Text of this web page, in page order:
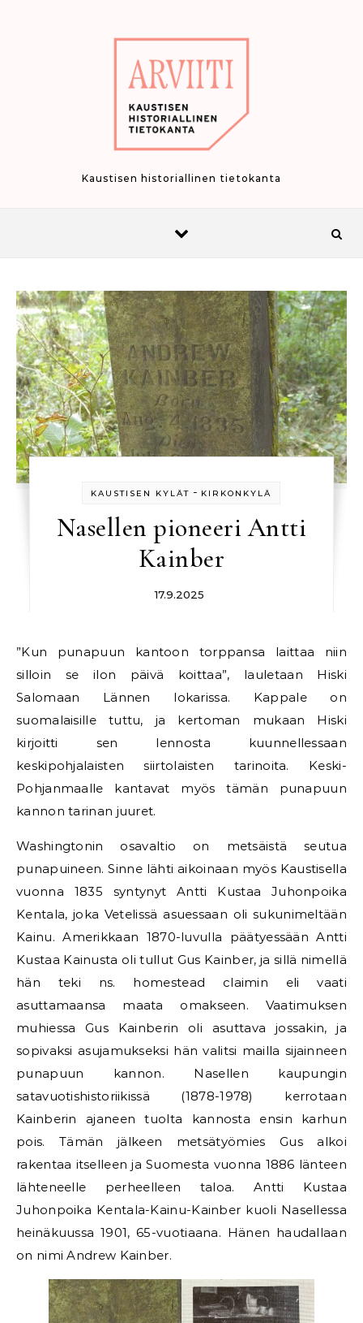
Kaustisen historiallinen tietokanta
KAUSTISEN KYLÄT - KIRKONKYLÄ
Nasellen pioneeri Antti
Kainber
17.9.2025
”Kun punapuun kantoon torppansa laittaa niin
silloin se ilon päivä koittaa”, lauletaan Hiski
Salomaan Lännen lokarissa. Kappale on
suomalaisille tuttu, ja kertoman mukaan Hiski
kirjoitti sen lennosta kuunnellessaan
keskipohjalaisten siirtolaisten tarinoita. Keski-
Pohjanmaalle kantavat myös tämän punapuun
kannon tarinan juuret.
Washingtonin osavaltio on metsäistä seutua
punapuineen. Sinne lähti aikoinaan myös Kaustisella
vuonna 1835 syntynyt Antti Kustaa Juhonpoika
Kentala, joka Vetelissä asuessaan oli sukunimeltään
Kainu. Amerikkaan 1870-luvulla päätyessään Antti
Kustaa Kainusta oli tullut Gus Kainber, ja sillä nimellä
hän teki ns. homestead claimin eli vaati
asuttamaansa maata omakseen. Vaatimuksen
muhiessa Gus Kainberin oli asuttava jossakin, ja
sopivaksi asujamukseksi hän valitsi mailla sijainneen
punapuun kannon. Nasellen kaupungin
satavuotishistoriikissä (1878-1978) kerrotaan
Kainberin ajaneen tuolta kannosta ensin karhun
pois. Tämän jälkeen metsätyömies Gus alkoi
rakentaa itselleen ja Suomesta vuonna 1886 länteen
lähteneelle perheelleen taloa. Antti Kustaa
Juhonpoika Kentala-Kainu-Kainber kuoli Nasellessa
heinäkuussa 1901, 65-vuotiaana. Hänen haudallaan
on nimi Andrew Kainber.